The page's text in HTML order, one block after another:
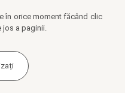
în orice moment făcând clic
jos a paginii.